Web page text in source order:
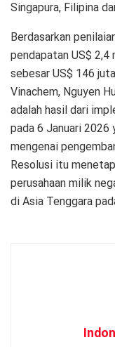
Singapura, Filipina
Berdasarkan
pendapatan US$ 2,4
sebesar US$ 146
Vinachem, Nguyen
adalah hasil dari
pada 6 Januari 2026
mengenai
Resolusi itu
perusahaan milik
di Asia Tenggara